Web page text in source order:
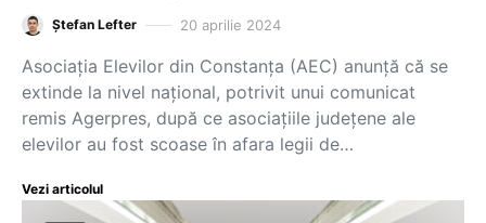
Ștefan Lefter 20 aprilie 2024
Asociația Elevilor din Constanța (AEC) anunță că se
extinde la nivel național, potrivit unui comunicat
remis Agerpres, după ce asociațiile județene ale
elevilor au fost scoase în afara legii de…
Vezi articolul